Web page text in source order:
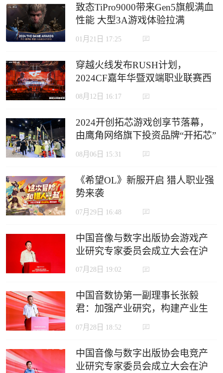
致态TiPro9000带来Gen5旗舰满血
性能 大型3A游戏体验拉满
01月21日 17:25
穿越火线发布RUSH计划，
2024CF嘉年华暨双端职业联赛西
安收官
08月12日 16:17
2024开创拓芯游戏创享节落幕，
由鹰角网络旗下投资品牌“开拓芯”
举办
08月06日 15:31
《希望OL》新服开启 猎人职业强
势来袭
07月29日 16:48
中国音像与数字出版协会游戏产
业研究专家委员会成立大会在沪
召开
07月28日 19:02
中国音数协第一副理事长张毅
君：加强产业研究，构建产业生
态，推动电竞产业高质量发展
07月28日 18:52
中国音像与数字出版协会电竞产
业研究专家委员会成立大会在沪